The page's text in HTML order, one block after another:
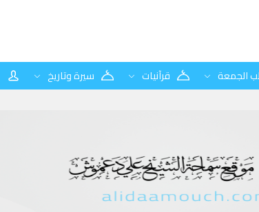
الجمعة قرآنيات سيرة وتاريخ